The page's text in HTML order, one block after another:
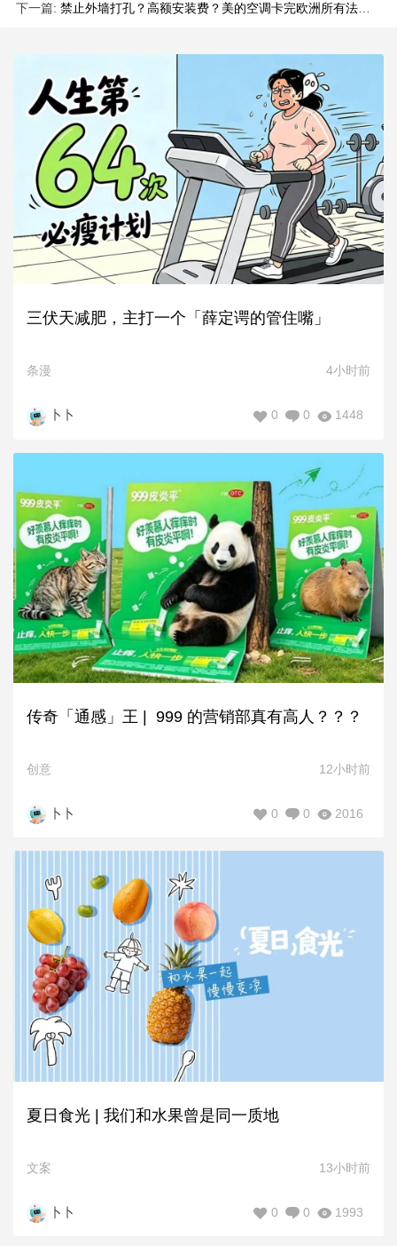
下一篇: 禁止外墙打孔？高额安装费？美的空调卡完欧洲所有法规 BUG
三伏天减肥，主打一个「薛定谔的管住嘴」
条漫 4小时前
卜卜 1448
0
0
传奇「通感」王 | 999 的营销部真有高人？？？
创意 12小时前
卜卜 2016
0
0
夏日食光 | 我们和水果曾是同一质地
文案 13小时前
卜卜 1993
0
0